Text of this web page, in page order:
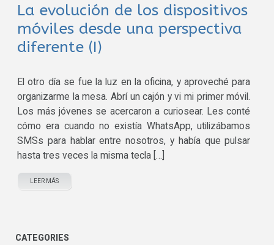
La evolución de los dispositivos
móviles desde una perspectiva
diferente (I)
El otro día se fue la luz en la oficina, y aproveché para
organizarme la mesa. Abrí un cajón y vi mi primer móvil.
Los más jóvenes se acercaron a curiosear. Les conté
cómo era cuando no existía WhatsApp, utilizábamos
SMSs para hablar entre nosotros, y había que pulsar
hasta tres veces la misma tecla […]
LEER MÁS
CATEGORIES